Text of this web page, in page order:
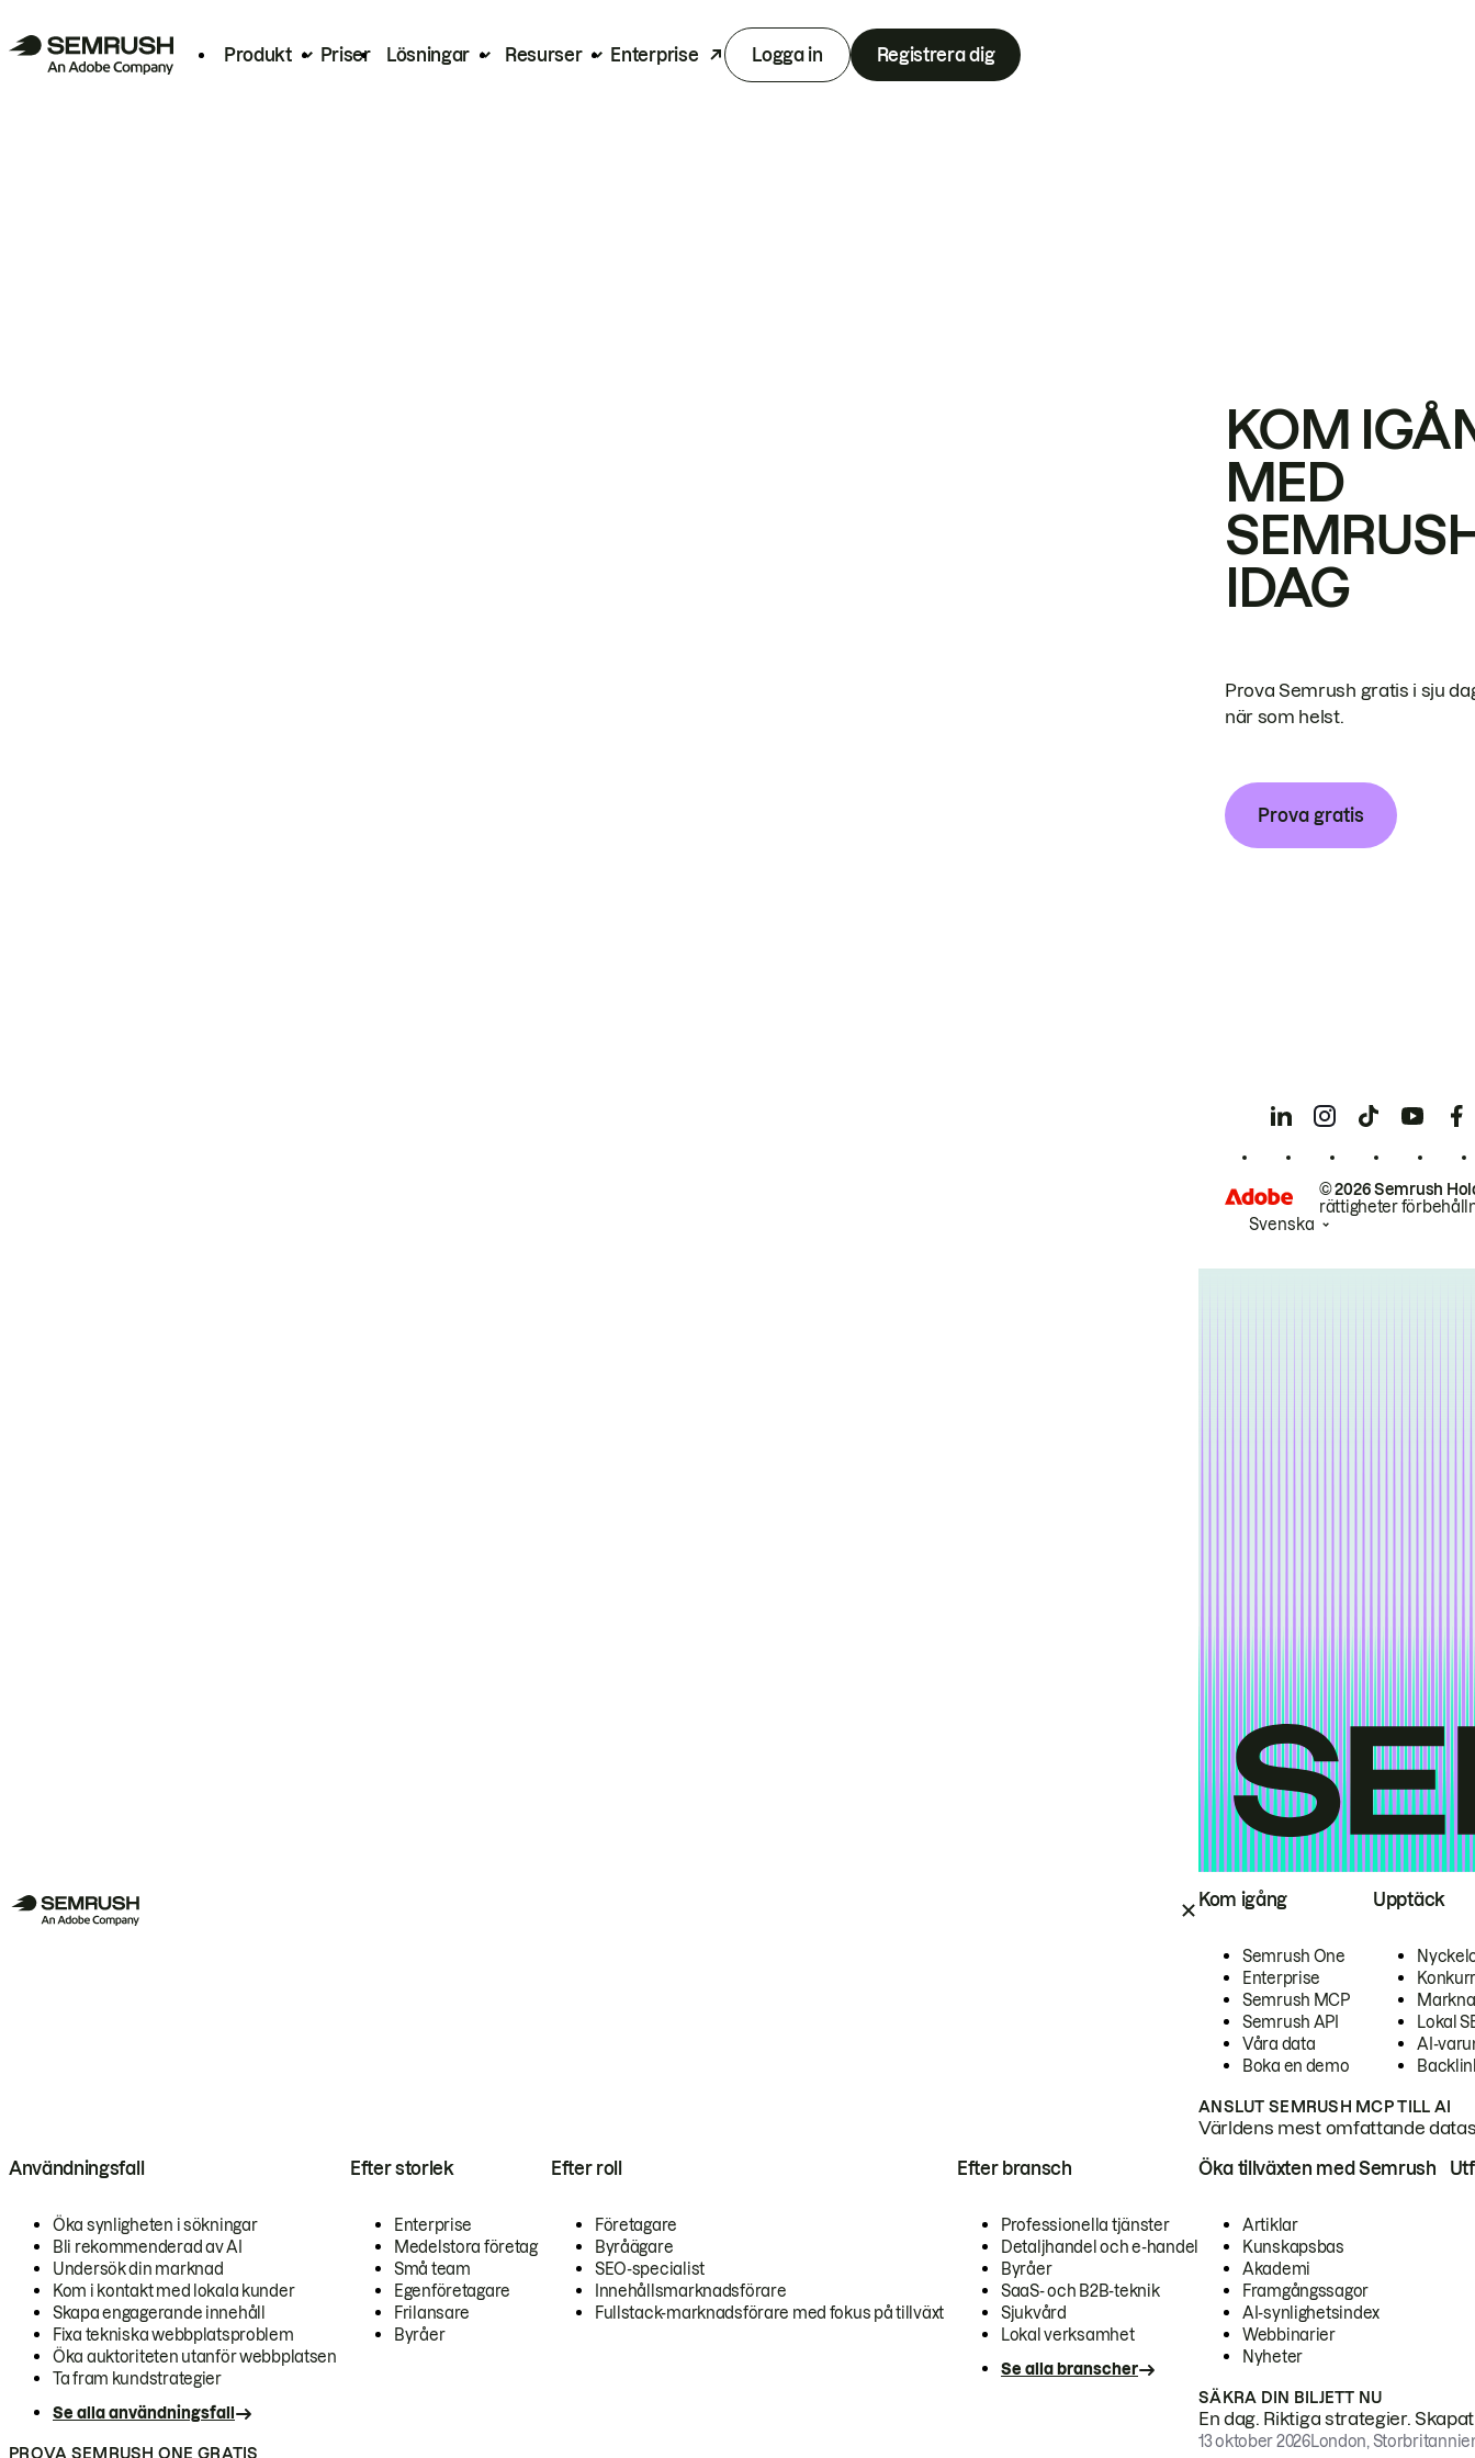
Produkt Priser Lösningar Resurser Enterprise Logga in Registrera dig
Kom igång
Semrush One
Enterprise
Semrush MCP
Semrush API
Våra data
Boka en demo
Upptäck
Lokal
AI-
ANSLUT SEMRUSH MCP TILL AI
Världens mest omfattande
Användningsfall
Öka synligheten i sökningar
Bli rekommenderad av AI
Undersök din marknad
Kom i kontakt med lokala kunder
Skapa engagerande innehåll
Fixa tekniska webbplatsproblem
Öka auktoriteten utanför webbplatsen
Ta fram kundstrategier
Se alla användningsfall
Efter storlek
Enterprise
Medelstora företag
Små team
Egenföretagare
Frilansare
Byråer
Efter roll
Företagare
Byråägare
SEO-specialist
Innehållsmarknadsförare
Fullstack-marknadsförare med fokus på tillväxt
Efter bransch
Professionella tjänster
Detaljhandel och e-handel
Byråer
SaaS- och B2B-teknik
Sjukvård
Lokal verksamhet
Se alla branscher
PROVA SEMRUSH ONE GRATIS
Öka tillväxten med Semrush
Artiklar
Kunskapsbas
Akademi
Framgångssagor
AI-synlighetsindex
Webbinarier
Nyheter
SÄKRA DIN BILJETT NU
En dag. Riktiga strategier.
13 oktober 2026London,
KOM
MED
IDAG
Prova Semrush gratis i sju
när som helst.
Prova gratis
© 2026 Semrush
rättigheter
Svenska